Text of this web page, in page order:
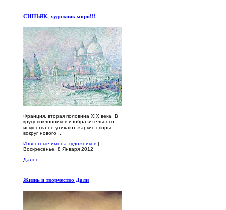
СИНЬЯК, художник моря!!!
Франция, вторая половина XIX века. В
кругу поклонников изобразительного
искусства не утихают жаркие споры
вокруг нового ...
Известные имена художников |
Воскресенье, 8 Января 2012
Далее
Жизнь и творчество Дали